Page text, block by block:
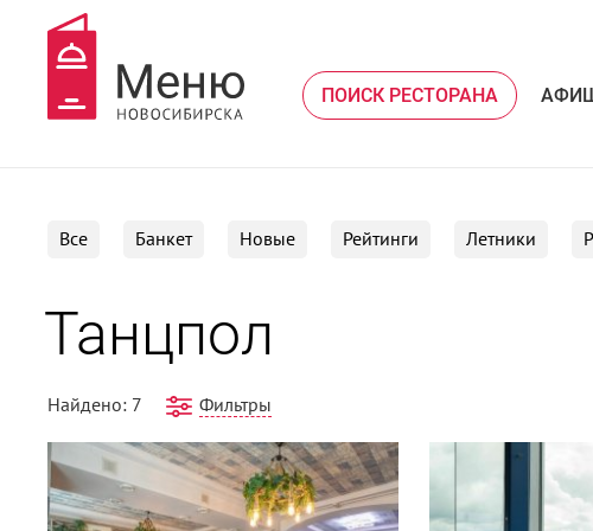
ПОИСК РЕСТОРАНА
Все Банкет Новые Рейтинги Летники
Танцпол
Найдено: 7 Фильтры